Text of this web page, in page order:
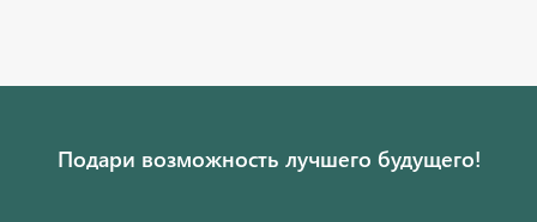
Подари возможность лучшего будущего!